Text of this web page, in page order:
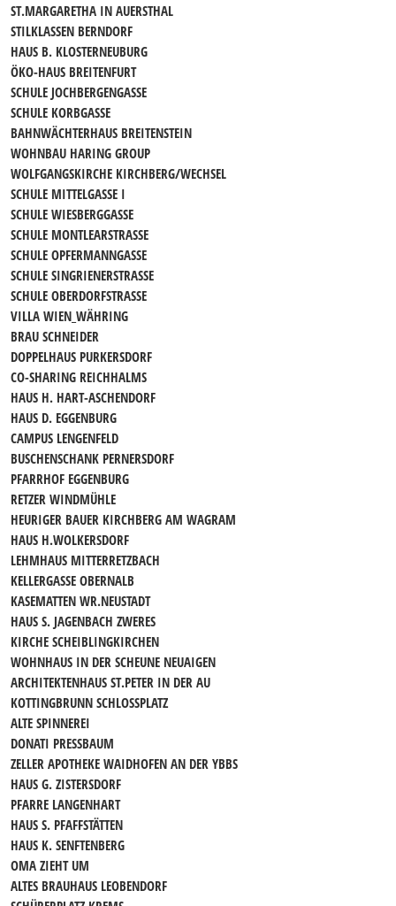
ST.MARGARETHA IN AUERSTHAL
STILKLASSEN BERNDORF
HAUS B. KLOSTERNEUBURG
ÖKO-HAUS BREITENFURT
SCHULE JOCHBERGENGASSE
SCHULE KORBGASSE
BAHNWÄCHTERHAUS BREITENSTEIN
WOHNBAU HARING GROUP
WOLFGANGSKIRCHE KIRCHBERG/WECHSEL
SCHULE MITTELGASSE I
SCHULE WIESBERGGASSE
SCHULE MONTLEARSTRASSE
SCHULE OPFERMANNGASSE
SCHULE SINGRIENERSTRASSE
SCHULE OBERDORFSTRASSE
VILLA WIEN_WÄHRING
BRAU SCHNEIDER
DOPPELHAUS PURKERSDORF
CO-SHARING REICHHALMS
HAUS H. HART-ASCHENDORF
HAUS D. EGGENBURG
CAMPUS LENGENFELD
BUSCHENSCHANK PERNERSDORF
PFARRHOF EGGENBURG
RETZER WINDMÜHLE
HEURIGER BAUER KIRCHBERG AM WAGRAM
HAUS H.WOLKERSDORF
LEHMHAUS MITTERRETZBACH
KELLERGASSE OBERNALB
KASEMATTEN WR.NEUSTADT
HAUS S. JAGENBACH ZWERES
KIRCHE SCHEIBLINGKIRCHEN
WOHNHAUS IN DER SCHEUNE NEUAIGEN
ARCHITEKTENHAUS ST.PETER IN DER AU
KOTTINGBRUNN SCHLOSSPLATZ
ALTE SPINNEREI
DONATI PRESSBAUM
ZELLER APOTHEKE WAIDHOFEN AN DER YBBS
HAUS G. ZISTERSDORF
PFARRE LANGENHART
HAUS S. PFAFFSTÄTTEN
HAUS K. SENFTENBERG
OMA ZIEHT UM
ALTES BRAUHAUS LEOBENDORF